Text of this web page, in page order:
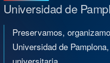
Universidad de
Preservamos,
Universidad de